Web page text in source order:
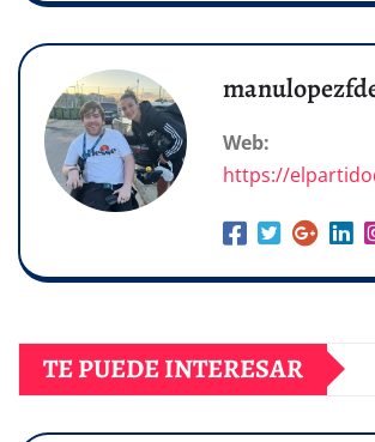
Web:
https://
TE PUEDE INTERESAR